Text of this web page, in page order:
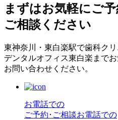
まずはお気軽にご予
ご相談ください
東神奈川・東白楽駅で歯科ク
デンタルオフィス東白楽まで
お問い合わせください。
お電話での
ご予約･ご相談お電話での